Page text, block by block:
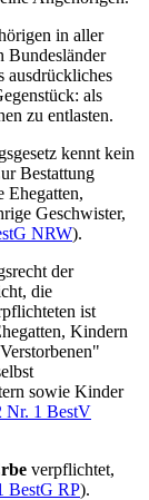
in aller
Bundesländer
ausdrückliches
als
zu entlasten.
kennt kein
Bestattung
Ehegatten,
Geschwister,
NRW).
der
die
ist
Kindern
sowie Kinder
Nr. 1 BestV
verpflichtet,
BestG RP).